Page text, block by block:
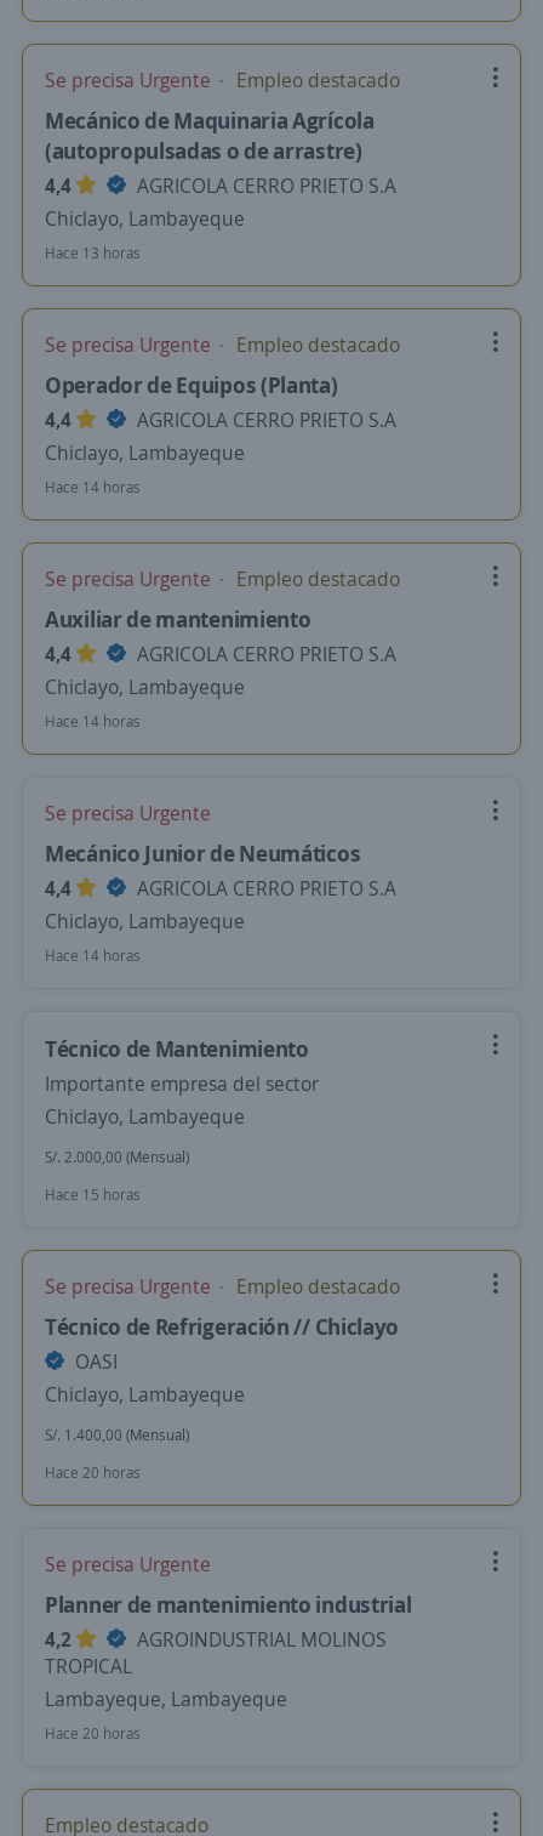
Se precisa Urgente Empleo destacado
Mecánico de Maquinaria Agrícola
(autopropulsadas o de arrastre)
4,4
AGRICOLA CERRO PRIETO S.A
Chiclayo, Lambayeque
Hace 13 horas
Se precisa Urgente Empleo destacado
Operador de Equipos (Planta)
4,4
AGRICOLA CERRO PRIETO S.A
Chiclayo, Lambayeque
Hace 14 horas
Se precisa Urgente Empleo destacado
Auxiliar de mantenimiento
4,4
AGRICOLA CERRO PRIETO S.A
Chiclayo, Lambayeque
Hace 14 horas
Se precisa Urgente
Mecánico Junior de Neumáticos
4,4
AGRICOLA CERRO PRIETO S.A
Chiclayo, Lambayeque
Hace 14 horas
Técnico de Mantenimiento
Importante empresa del sector
Chiclayo, Lambayeque
S/. 2.000,00 (Mensual)
Hace 15 horas
Se precisa Urgente Empleo destacado
Técnico de Refrigeración // Chiclayo
OASI
Chiclayo, Lambayeque
S/. 1.400,00 (Mensual)
Hace 20 horas
Se precisa Urgente
Planner de mantenimiento industrial
4,2
AGROINDUSTRIAL MOLINOS
TROPICAL
Lambayeque, Lambayeque
Hace 20 horas
Empleo destacado